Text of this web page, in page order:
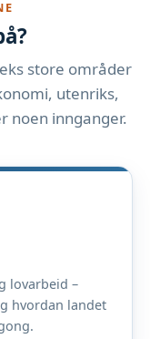
store områder
utenriks,
noen innganger.
lovarbeid –
hvordan landet